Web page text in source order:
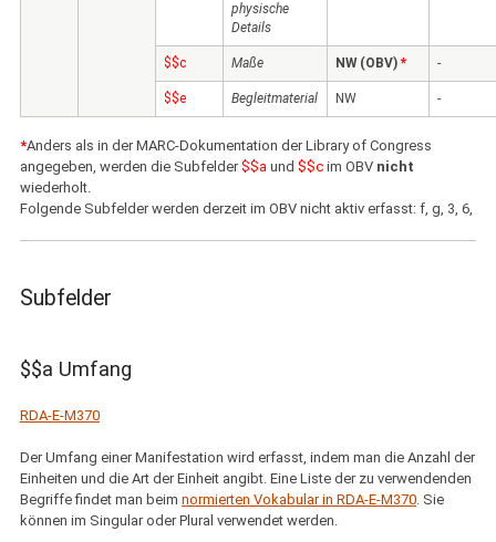
physische
Details
$$c Maße NW (OBV) * -
$$e Begleitmaterial NW -
*Anders als in der MARC-Dokumentation der Library of Congress
angegeben, werden die Subfelder$$a und $$c im OBV nicht
wiederholt.
Folgende Subfelder werden derzeit im OBV nicht aktiv erfasst: f, g, 3, 6,
Subfelder
$$a Umfang
RDA-E-M370
Der Umfang einer Manifestation wird erfasst, indem man die Anzahl der
Einheiten und die Art der Einheit angibt. Eine Liste der zu verwendenden
Begriffe findet man beim normierten Vokabular in RDA-E-M370. Sie
können im Singular oder Plural verwendet werden.